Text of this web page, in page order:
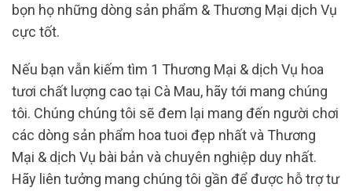
bọn họ những dòng sản phẩm & Thương Mại dịch Vụ
cực tốt.
Nếu bạn vẫn kiếm tìm 1 Thương Mại & dịch Vụ hoa
tươi chất lượng cao tại Cà Mau, hãy tới mang chúng
tôi. Chúng chúng tôi sẽ đem lại mang đến người chơi
các dòng sản phẩm hoa tuoi đẹp nhất và Thương
Mại & dịch Vụ bài bản và chuyên nghiệp duy nhất.
Hãy liên tưởng mang chúng tôi gần để được hỗ trợ tư